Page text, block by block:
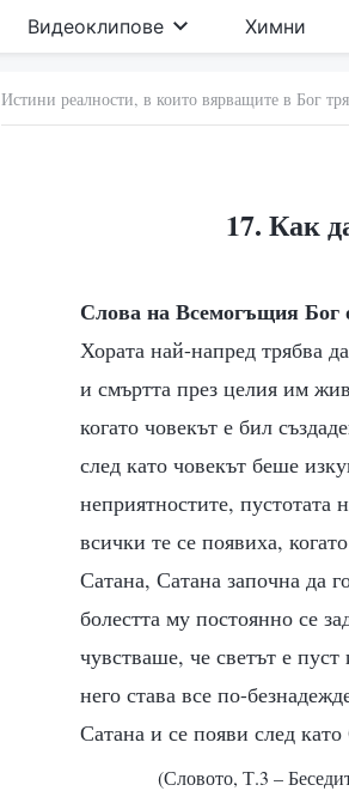
Видеоклипове Химни
Истини реалности, в които вярващите в Бог
17. Как
Слова на Всемогъщия Бог
Хората най-напред трябва
и смъртта през целия им
когато човекът е бил
след като човекът беше
неприятностите,
всички те се появиха,
Сатана, Сатана започна да
болестта му постоянно се
чувстваше, че светът е
него става все по-
Сатана и се появи след
(Словото, Т.3 –